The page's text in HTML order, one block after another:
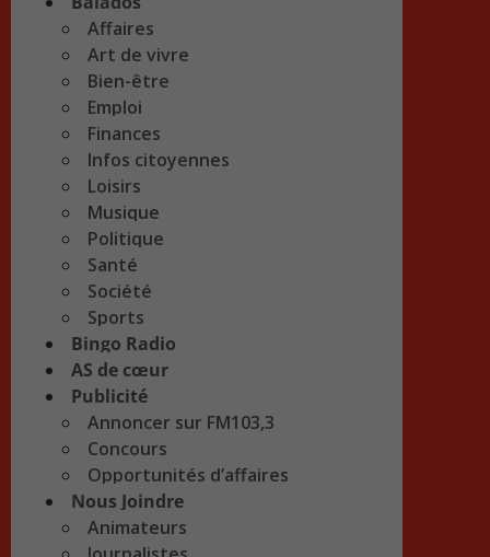
Affaires
Art de vivre
Bien-être
Emploi
Finances
Infos citoyennes
Loisirs
Musique
Politique
Santé
Société
Sports
Bingo Radio
AS de cœur
Publicité
Annoncer sur FM103,3
Concours
Opportunités d’affaires
Nous Joindre
Animateurs